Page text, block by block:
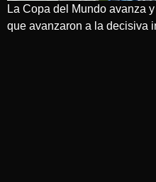
La Copa del Mundo avanza
que avanzaron a la decisiva